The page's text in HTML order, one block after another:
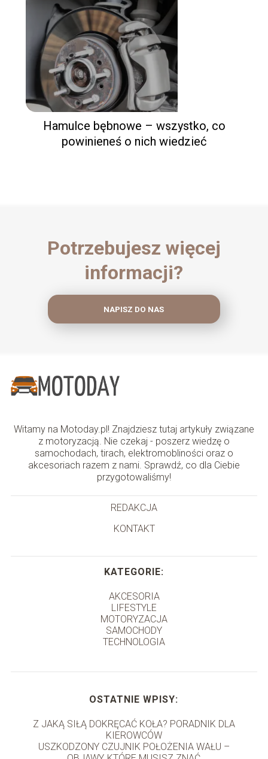
Hamulce bębnowe – wszystko, co
powinieneś o nich wiedzieć
Potrzebujesz więcej
informacji?
NAPISZ DO NAS
Witamy na Motoday.pl! Znajdziesz tutaj artykuły związane
z motoryzacją. Nie czekaj - poszerz wiedzę o
samochodach, tirach, elektromobliności oraz o
akcesoriach razem z nami. Sprawdź, co dla Ciebie
przygotowaliśmy!
REDAKCJA
KONTAKT
KATEGORIE:
AKCESORIA
LIFESTYLE
MOTORYZACJA
SAMOCHODY
TECHNOLOGIA
OSTATNIE WPISY:
Z JAKĄ SIŁĄ DOKRĘCAĆ KOŁA? PORADNIK DLA
KIEROWCÓW
USZKODZONY CZUJNIK POŁOŻENIA WAŁU –